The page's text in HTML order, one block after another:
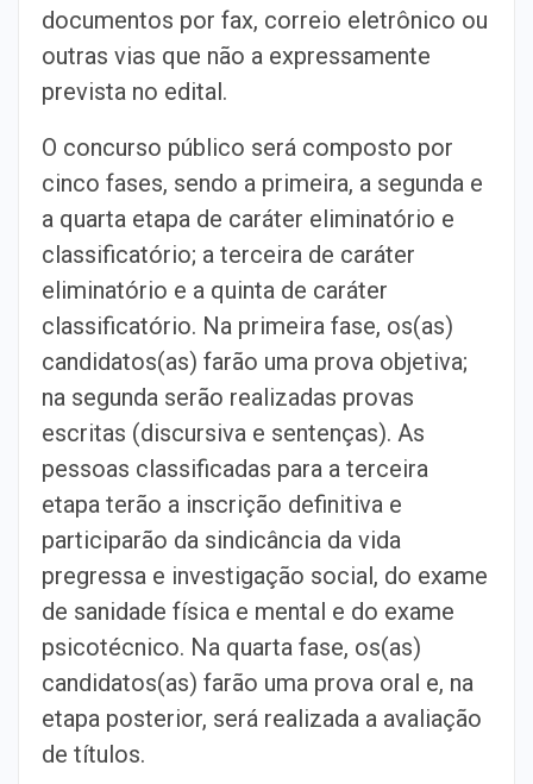
documentos por fax, correio eletrônico ou
outras vias que não a expressamente
prevista no edital.
O concurso público será composto por
cinco fases, sendo a primeira, a segunda e
a quarta etapa de caráter eliminatório e
classificatório; a terceira de caráter
eliminatório e a quinta de caráter
classificatório. Na primeira fase, os(as)
candidatos(as) farão uma prova objetiva;
na segunda serão realizadas provas
escritas (discursiva e sentenças). As
pessoas classificadas para a terceira
etapa terão a inscrição definitiva e
participarão da sindicância da vida
pregressa e investigação social, do exame
de sanidade física e mental e do exame
psicotécnico. Na quarta fase, os(as)
candidatos(as) farão uma prova oral e, na
etapa posterior, será realizada a avaliação
de títulos.